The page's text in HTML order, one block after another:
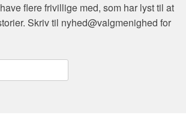
flere frivillige med, som har lyst til at
Skriv til nyhed@valgmenighed for